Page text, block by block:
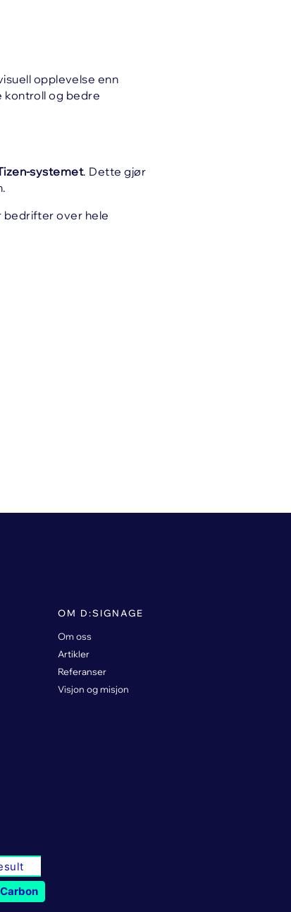
opplevelse enn
kontroll og bedre
systemet. Dette gjør
bedrifter over hele
OM D:SIGNAGE
Om oss
Artikler
Referanser
Visjon og misjon